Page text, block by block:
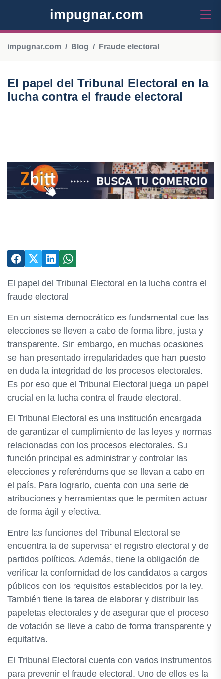
impugnar.com
impugnar.com Blog Fraude electoral
El papel del Tribunal Electoral en la
lucha contra el fraude electoral
El papel del Tribunal Electoral en la lucha contra el
fraude electoral
En un sistema democrático es fundamental que las
elecciones se lleven a cabo de forma libre, justa y
transparente. Sin embargo, en muchas ocasiones
se han presentado irregularidades que han puesto
en duda la integridad de los procesos electorales.
Es por eso que el Tribunal Electoral juega un papel
crucial en la lucha contra el fraude electoral.
El Tribunal Electoral es una institución encargada
de garantizar el cumplimiento de las leyes y normas
relacionadas con los procesos electorales. Su
función principal es administrar y controlar las
elecciones y referéndums que se llevan a cabo en
el país. Para lograrlo, cuenta con una serie de
atribuciones y herramientas que le permiten actuar
de forma ágil y efectiva.
Entre las funciones del Tribunal Electoral se
encuentra la de supervisar el registro electoral y de
partidos políticos. Además, tiene la obligación de
verificar la conformidad de los candidatos a cargos
públicos con los requisitos establecidos por la ley.
También tiene la tarea de elaborar y distribuir las
papeletas electorales y de asegurar que el proceso
de votación se lleve a cabo de forma transparente y
equitativa.
El Tribunal Electoral cuenta con varios instrumentos
para prevenir el fraude electoral. Uno de ellos es la